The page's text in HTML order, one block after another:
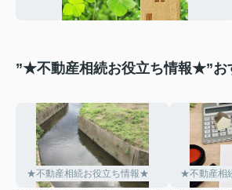
”★不動産相続お役立ち情報★”お
★不動産相続お役立ち情報★ ★不動産相